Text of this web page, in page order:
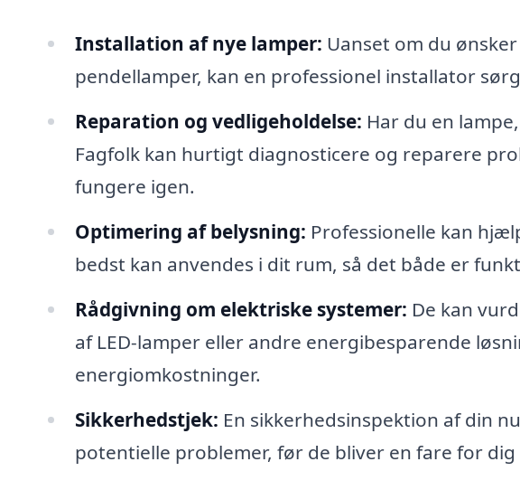
Installation af nye lamper: Uanset om du
pendellamper, kan en professionel installator
Reparation og vedligeholdelse: Har du en
Fagfolk kan hurtigt diagnosticere og reparere
fungere igen.
Optimering af belysning: Professionelle kan
bedst kan anvendes i dit rum, så det både er
Rådgivning om elektriske systemer: De kan
af LED-lamper eller andre energibesparende
energiomkostninger.
Sikkerhedstjek: En sikkerhedsinspektion af din
potentielle problemer, før de bliver en fare for dig